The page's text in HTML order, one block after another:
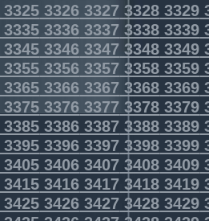
3325 3326 3327 3328 3329
3335 3336 3337 3338 3339
3345 3346 3347 3348 3349
3355 3356 3357 3358 3359
3365 3366 3367 3368 3369
3375 3376 3377 3378 3379
3385 3386 3387 3388 3389
3395 3396 3397 3398 3399
3405 3406 3407 3408 3409
3415 3416 3417 3418 3419
3425 3426 3427 3428 3429